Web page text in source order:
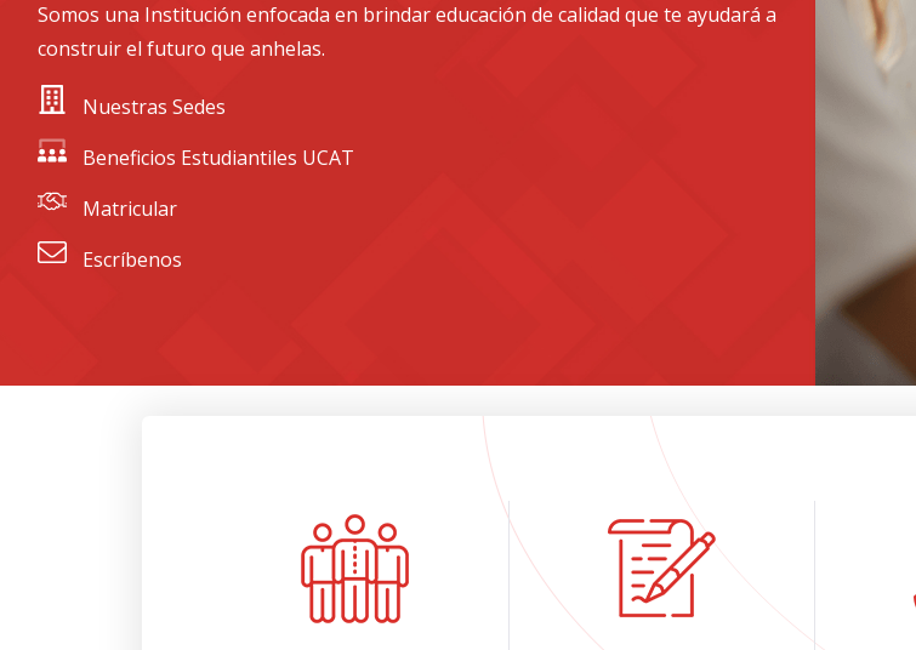
Somos una Institución enfocada en brindar educación de calidad que te ayudará a
construir el futuro que anhelas.
Nuestras Sedes
Beneficios Estudiantiles UCAT
Matricular
Escríbenos